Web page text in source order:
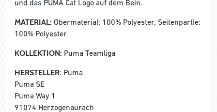
und das PUMA Cat Logo auf dem Bein.
MATERIAL: Obermaterial: 100% Polyester, Seitenpartie:
100% Polyester
KOLLEKTION: Puma Teamliga
HERSTELLER: Puma
Puma SE
Puma Way 1
91074 Herzogenaurach